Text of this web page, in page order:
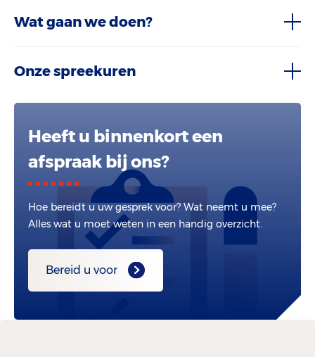
Wat gaan we doen?
Onze spreekuren
Heeft u binnenkort een
afspraak bij ons?
Hoe bereidt u uw gesprek voor? Wat neemt u mee?
Alles wat u moet weten in een handig overzicht.
Bereid u voor